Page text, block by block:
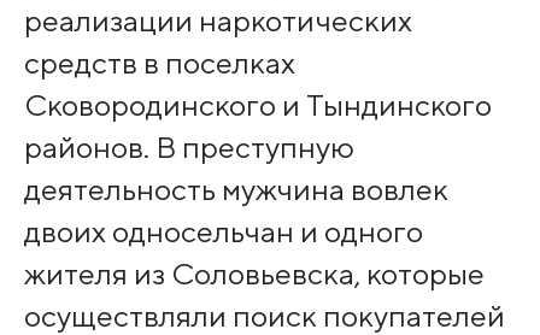
реализации наркотических
средств в поселках
Сковородинского и Тындинского
районов. В преступную
деятельность мужчина вовлек
двоих односельчан и одного
жителя из Соловьевска, которые
осуществляли поиск покупателей